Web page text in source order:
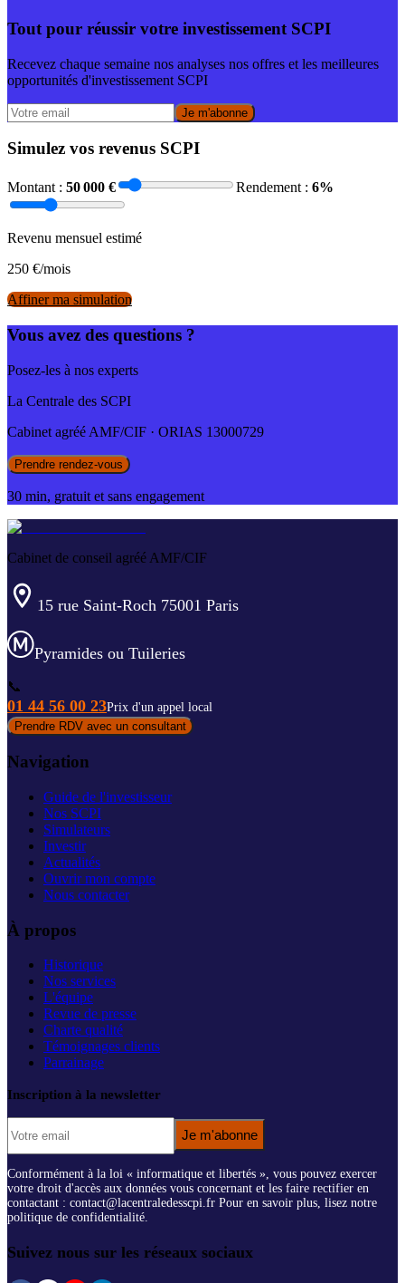
Tout pour réussir votre investissement SCPI
Recevez chaque semaine nos analyses nos offres et les meilleures
opportunités d'investissement SCPI
Je m'abonne
Simulez vos revenus SCPI
Montant : 50 000 € Rendement : 6%
Revenu mensuel estimé
250 €/mois
Affiner ma simulation
Vous avez des questions ?
Posez-les à nos experts
La Centrale des SCPI
Cabinet agréé AMF/CIF · ORIAS 13000729
Prendre rendez-vous
30 min, gratuit et sans engagement
Cabinet de conseil agréé AMF/CIF
15 rue Saint-Roch 75001 Paris
Pyramides ou Tuileries
📞
01 44 56 00 23Prix d'un appel local
Prendre RDV avec un consultant
Navigation
Guide de l'investisseur
Nos SCPI
Simulateurs
Investir
Actualités
Ouvrir mon compte
Nous contacter
À propos
Historique
Nos services
L'équipe
Revue de presse
Charte qualité
Témoignages clients
Parrainage
Inscription à la newsletter
Je m'abonne
Conformément à la loi « informatique et libertés », vous pouvez exercer
votre droit d'accès aux données vous concernant et les faire rectifier en
contactant : contact@lacentraledesscpi.fr Pour en savoir plus, lisez notre
politique de confidentialité.
Suivez nous sur les réseaux sociaux